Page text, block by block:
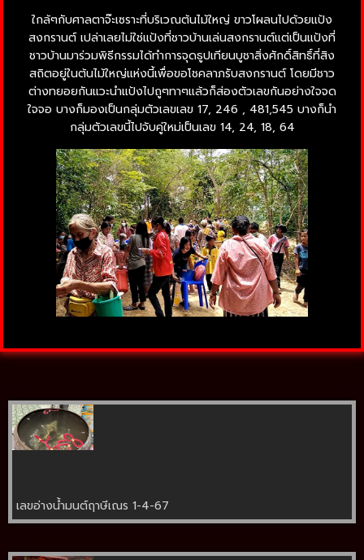
ใกล้ๆกับศาลตาจ๊ะเซราะที่บริเวณต้นไม้ใหญ่ ขาวโผลนไปด้วยแป้ง
สงกรานต์ เปล่าเลยไม่ใช่แป้งที่ชาวบ้านเล่นสงกรานต์แต่เป็นแป้งที่
ชาวบ้านมาร่วมพิธีกรรมได้ทำการจุดธูปเทียนบูชาสิ่งศักดิ์สิทธิ์ที่สิง
สถิตอยู่ในต้นไม้ใหญ่แห่งนี้เพื่อขอโชคลาภรับสงกรานต์ โดยมีชาว
ต่างทยอยกันแวะนำแป้งไปถูๆทาๆแล้วก็ส่องตัวเลขกันอย่างใจจด
ใจจอ บางก็มองเป็นกลุ่มตัวเลขเลข 17, 246 , 481,545 บางก็นำ
กลุ่มตัวเลขนี้ไปจับคู่ใหม่เป็นเลข 14, 24, 18, 64
เลขอ่างน้ำมนต์ฤาษีเณร 1-4-67